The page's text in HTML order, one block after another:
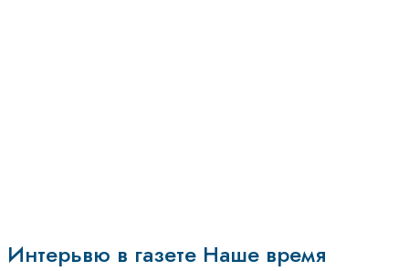
Интерьвю в газете Наше время